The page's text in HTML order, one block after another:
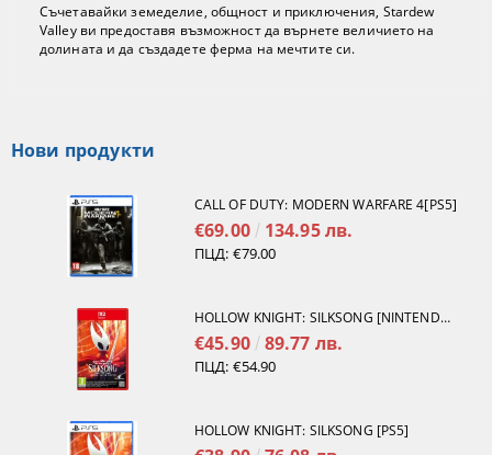
Съчетавайки земеделие, общност и приключения, Stardew
Valley ви предоставя възможност да върнете величието на
долината и да създадете ферма на мечтите си.
Нови продукти
CALL OF DUTY: MODERN WARFARE 4[PS5]
€69.00 134.95 лв.
ПЦД: €79.00
HOLLOW KNIGHT: SILKSONG [NINTENDO SWITCH 2]
€45.90 89.77 лв.
ПЦД: €54.90
HOLLOW KNIGHT: SILKSONG [PS5]